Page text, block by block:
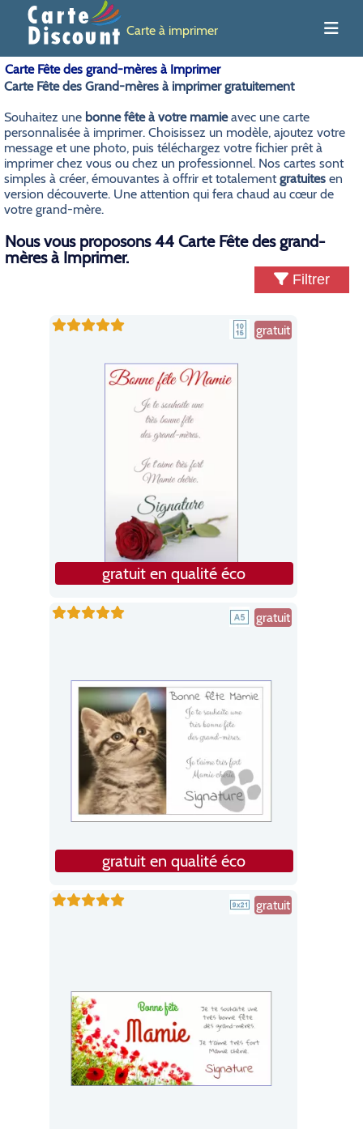
Carte à imprimer
Carte Fête des grand-mères à Imprimer
Carte Fête des Grand-mères à imprimer gratuitement
Souhaitez une bonne fête à votre mamieavec une carte
personnalisée à imprimer. Choisissez un modèle, ajoutez votre
message et une photo, puis téléchargez votre fichier prêt à
imprimer chez vous ou chez un professionnel. Nos cartes sont
simples à créer, émouvantes à offrir et totalementgratuites en
version découverte. Une attention qui fera chaud au cœur de
votre grand-mère.
Nous vous proposons 44 Carte Fête des grand-
mères à Imprimer.
Filtrer
gratuit
gratuit en qualité éco
gratuit
gratuit en qualité éco
gratuit